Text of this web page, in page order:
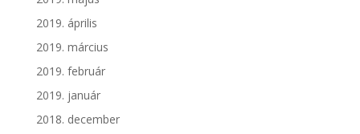
2019. április
2019. március
2019. február
2019. január
2018. december